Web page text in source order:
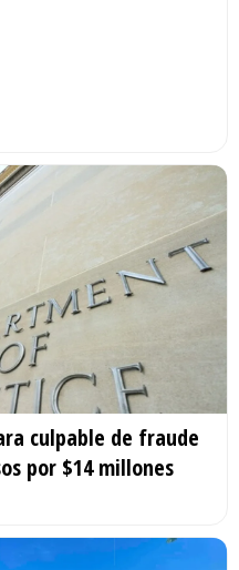
culpable de fraude
por $14 millones